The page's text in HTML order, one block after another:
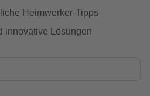
Heimwerker-Tipps
innovative Lösungen